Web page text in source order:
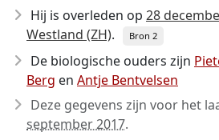
Hij is overleden op 28
Westland (ZH). Bron 2
De biologische ouders zijn
Berg en Antje Bentvelsen
Deze gegevens zijn voor het
september 2017.